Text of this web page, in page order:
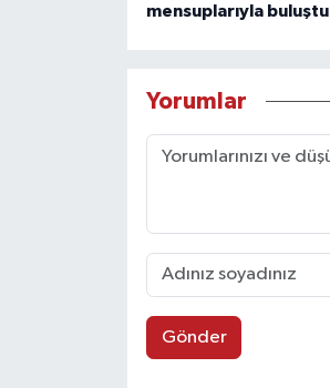
mensuplarıyla buluştu
Yorumlar
Gönder